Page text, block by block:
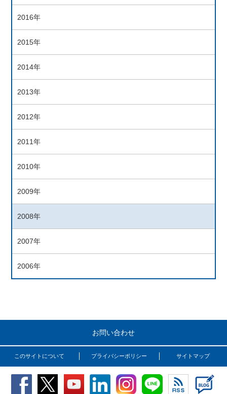
2016年
2015年
2014年
2013年
2012年
2011年
2010年
2009年
2008年
2007年
2006年
お問い合わせ
このサイトについて プライバシーポリシー サイトマップ